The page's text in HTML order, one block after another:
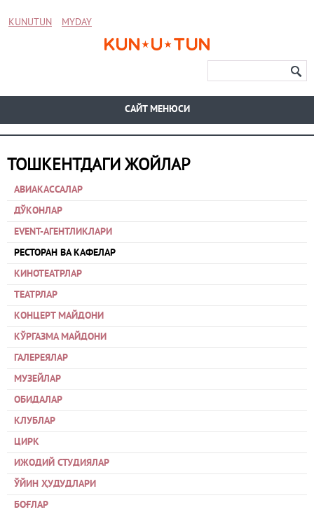
KUNUTUN MYDAY
CАЙТ МЕНЮСИ
ТОШКЕНТДАГИ ЖОЙЛАР
АВИАКАССАЛАР
ДЎКОНЛАР
EVENT-АГЕНТЛИКЛАРИ
РЕСТОРАН ВА КАФЕЛАР
КИНОТЕАТРЛАР
ТЕАТРЛАР
КОНЦЕРТ МАЙДОНИ
КЎРГАЗМА МАЙДОНИ
ГАЛЕРЕЯЛАР
МУЗЕЙЛАР
ОБИДАЛАР
КЛУБЛАР
ЦИРК
ИЖОДИЙ СТУДИЯЛАР
ЎЙИН ҲУДУДЛАРИ
БОҒЛАР